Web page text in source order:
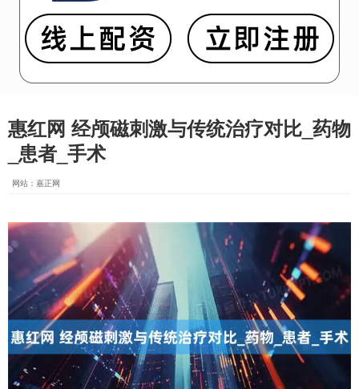
惠红网 经颅磁刺激与传统治疗对比_药物
_患者_手术
网站：嘉正网